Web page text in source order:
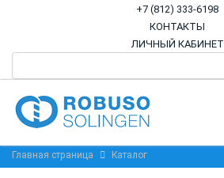
+7 (812) 333-6198
КОНТАКТЫ
ЛИЧНЫЙ КАБИНЕТ
Главная страница Каталог